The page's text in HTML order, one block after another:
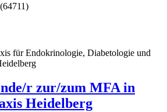
(64711)
für Endokrinologie, Diabetologie und
r zur/zum MFA in
Heidelberg